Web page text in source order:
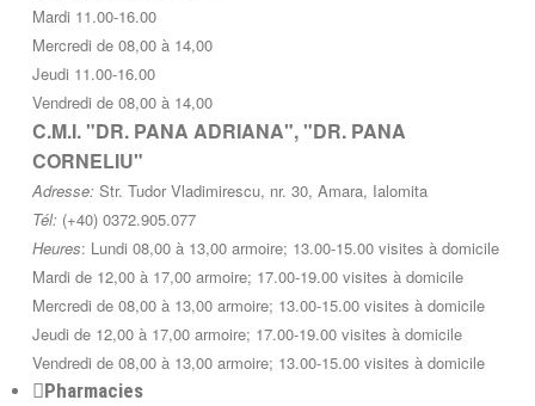
Mardi 11.00-16.00
Mercredi de 08,00 à 14,00
Jeudi 11.00-16.00
Vendredi de 08,00 à 14,00
C.M.I. "DR. PANA ADRIANA", "DR. PANA
CORNELIU"
Adresse: Str. Tudor Vladimirescu, nr. 30, Amara, Ialomita
Tél: (+40) 0372.905.077
Heures: Lundi 08,00 à 13,00 armoire; 13.00-15.00 visites à domicile
Mardi de 12,00 à 17,00 armoire; 17.00-19.00 visites à domicile
Mercredi de 08,00 à 13,00 armoire; 13.00-15.00 visites à domicile
Jeudi de 12,00 à 17,00 armoire; 17.00-19.00 visites à domicile
Vendredi de 08,00 à 13,00 armoire; 13.00-15.00 visites à domicile
Pharmacies